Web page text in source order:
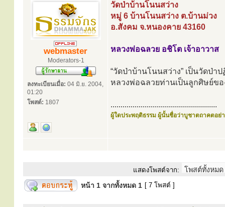
webmaster
Moderators-1
ลงทะเบียนเมื่อ: 04 มิ.ย. 2004,
01:20
โพสต์: 1807
วัดป่าบ้านโนนสว่าง
หมู่ 6 บ้านโนนสว่าง ต.บ้านม่วง
อ.สังคม จ.หนองคาย 43160
หลวงพ่อฉลวย อชิโต เจ้าอาวาส
“วัดป่าบ้านโนนสว่าง” เป็นวัดป่
หลวงพ่อฉลวยท่านเป็นลูกศิษย์ขอ
.....................................................
ผู้ใดประพฤติธรรม ผู้นั้นชื่อว่าบูชาตถาคตอย่า
แสดงโพสต์จาก:
หน้า 1 จากทั้งหมด 1 [ 7 โพสต์ ]